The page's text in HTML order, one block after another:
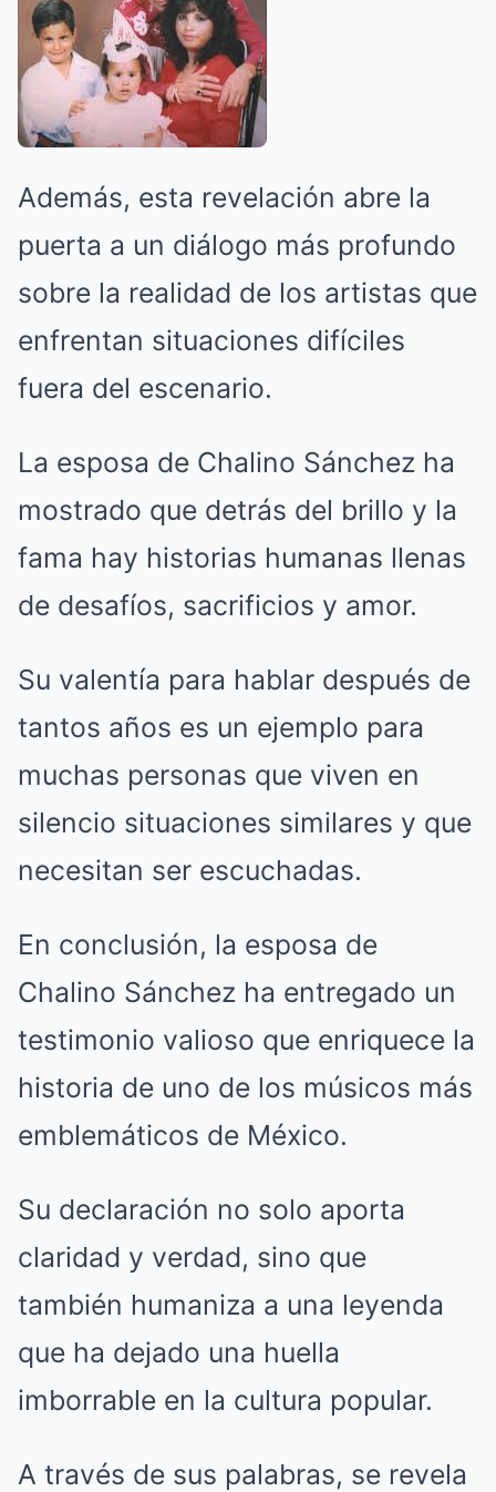
Además, esta revelación abre la
puerta a un diálogo más profundo
sobre la realidad de los artistas que
enfrentan situaciones difíciles
fuera del escenario.
La esposa de Chalino Sánchez ha
mostrado que detrás del brillo y la
fama hay historias humanas llenas
de desafíos, sacrificios y amor.
Su valentía para hablar después de
tantos años es un ejemplo para
muchas personas que viven en
silencio situaciones similares y que
necesitan ser escuchadas.
En conclusión, la esposa de
Chalino Sánchez ha entregado un
testimonio valioso que enriquece la
historia de uno de los músicos más
emblemáticos de México.
Su declaración no solo aporta
claridad y verdad, sino que
también humaniza a una leyenda
que ha dejado una huella
imborrable en la cultura popular.
A través de sus palabras, se revela